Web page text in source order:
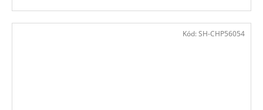
Kód: SH-CHP56054